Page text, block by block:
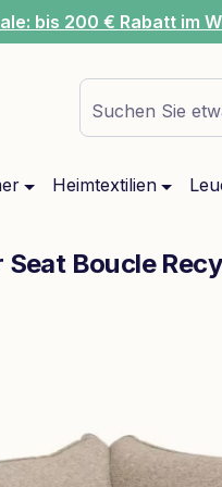
bis 200 € Rabatt im
Suchen Sie
Heimtextilien
Boucle